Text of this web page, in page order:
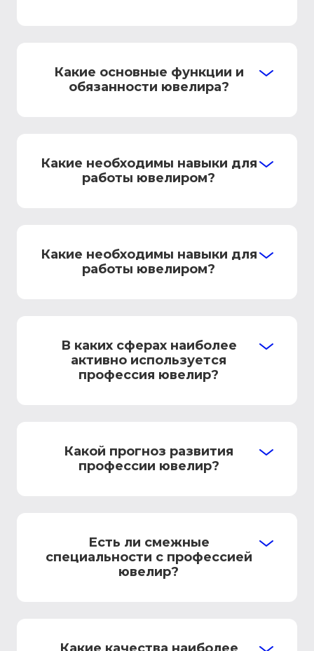
Какие основные функции и
обязанности ювелира?
Какие необходимы навыки для
работы ювелиром?
Какие необходимы навыки для
работы ювелиром?
В каких сферах наиболее
активно используется
профессия ювелир?
Какой прогноз развития
профессии ювелир?
Есть ли смежные
специальности с профессией
ювелир?